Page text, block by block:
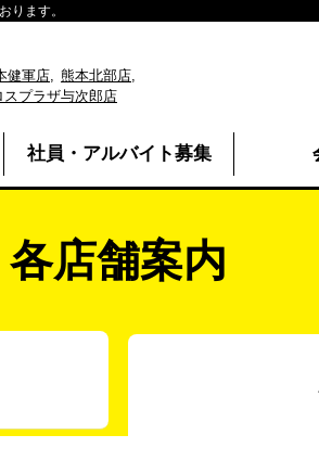
ります。
健軍店
熊本北部店
スプラザ与次郎店
社員・アルバイト募集
各店舗案内